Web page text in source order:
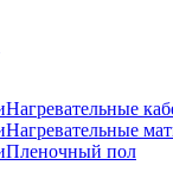
Нагревательные
Нагревательные
Пленочный пол